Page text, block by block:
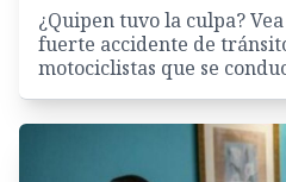
¿Quipen tuvo la culpa?
fuerte accidente de
motociclistas que se